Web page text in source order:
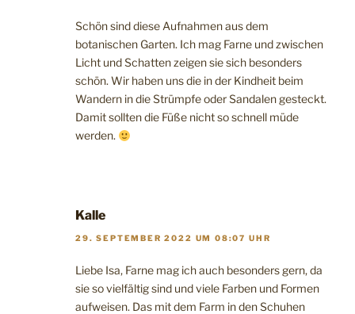
Schön sind diese Aufnahmen aus dem
botanischen Garten. Ich mag Farne und zwischen
Licht und Schatten zeigen sie sich besonders
schön. Wir haben uns die in der Kindheit beim
Wandern in die Strümpfe oder Sandalen gesteckt.
Damit sollten die Füße nicht so schnell müde
werden.
Kalle
29. SEPTEMBER 2022 UM 08:07 UHR
Liebe Isa, Farne mag ich auch besonders gern, da
sie so vielfältig sind und viele Farben und Formen
aufweisen. Das mit dem Farm in den Schuhen